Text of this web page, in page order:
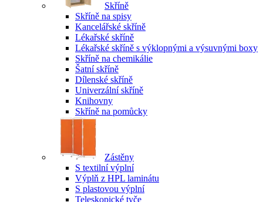
Skříně
Skříně na spisy
Kancelářské skříně
Lékařské skříně
Lékařské skříně s výklopnými a výsuvnými boxy
Skříně na chemikálie
Šatní skříně
Dílenské skříně
Univerzální skříně
Knihovny
Skříně na pomůcky
Zástěny
S textilní výplní
Výplň z HPL laminátu
S plastovou výplní
Teleskopické tyče